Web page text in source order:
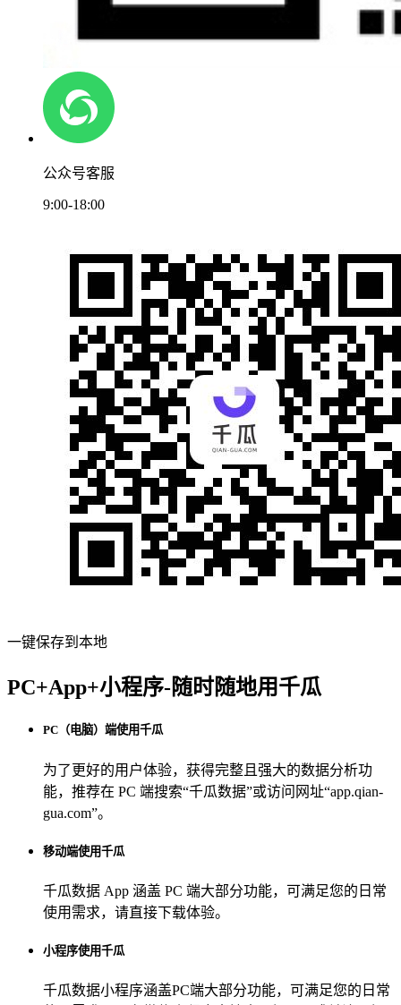
公众号客服
9:00-18:00
一键保存到本地
PC+App+小程序-随时随地用千瓜
PC（电脑）端使用千瓜
为了更好的用户体验，获得完整且强大的数据分析功
能，推荐在 PC 端搜索“千瓜数据”或访问网址“app.qian-
gua.com”。
移动端使用千瓜
千瓜数据 App 涵盖 PC 端大部分功能，可满足您的日常
使用需求，请直接下载体验。
小程序使用千瓜
千瓜数据小程序涵盖PC端大部分功能，可满足您的日常